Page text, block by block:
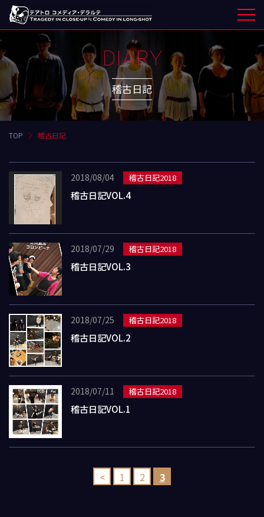
DIARY
稽古日記
TOP 稽古日記
2018/08/04 稽古日記2018
稽古日記VOL.4
2018/07/29 稽古日記2018
稽古日記VOL.3
2018/07/25 稽古日記2018
稽古日記VOL.2
2018/07/11 稽古日記2018
稽古日記VOL.1
< 1 2 3